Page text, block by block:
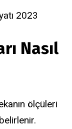
2023
Nasıl
ölçüleri